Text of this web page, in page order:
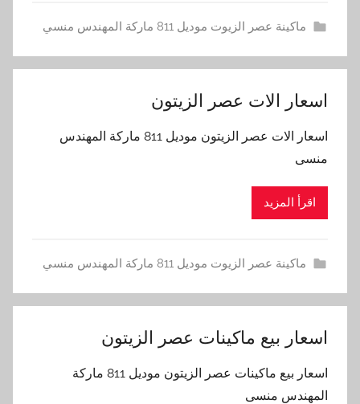
ماكينة عصر الزيوت موديل 811 ماركة المهندس منسي
اسعار الات عصر الزيتون
اسعار الات عصر الزيتون موديل 811 ماركة المهندس
منسى
اقرأ المزيد
ماكينة عصر الزيوت موديل 811 ماركة المهندس منسي
اسعار بيع ماكينات عصر الزيتون
اسعار بيع ماكينات عصر الزيتون موديل 811 ماركة
المهندس منسى